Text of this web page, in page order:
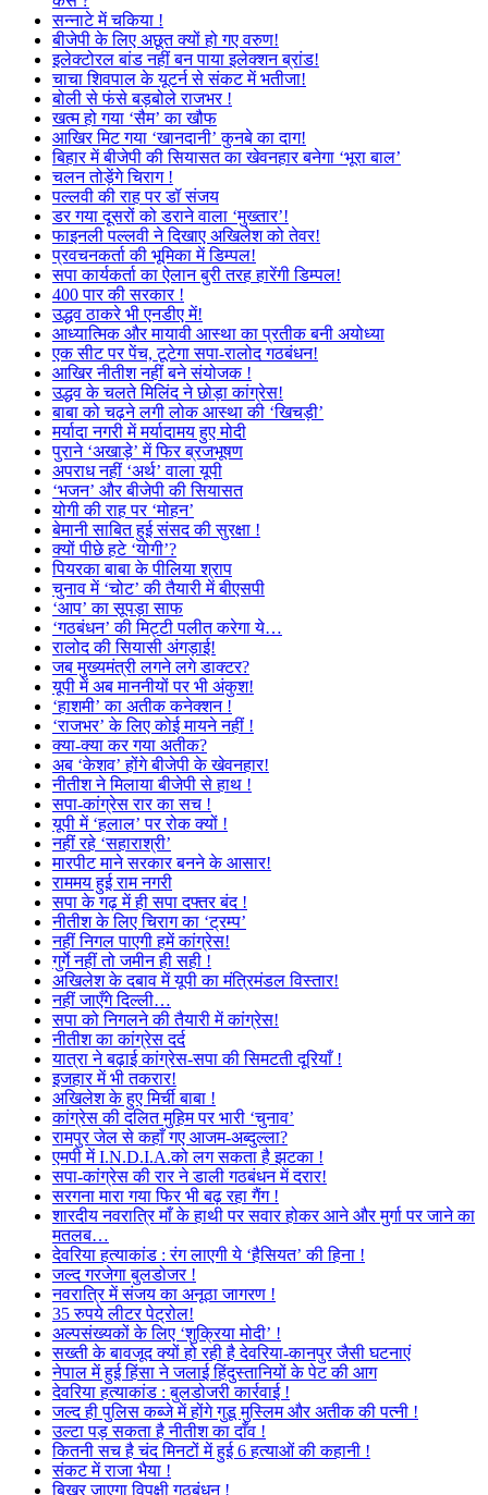
सन्नाटे में चकिया !
बीजेपी के लिए अछूत क्यों हो गए वरुण!
इलेक्टोरल बांड नहीं बन पाया इलेक्शन ब्रांड!
चाचा शिवपाल के यूटर्न से संकट में भतीजा!
बोली से फंसे बड़बोले राजभर !
खत्म हो गया ‘सैम’ का खौफ
आखिर मिट गया ‘खानदानी’ कुनबे का दाग!
बिहार में बीजेपी की सियासत का खेवनहार बनेगा ‘भूरा बाल’
चलन तोड़ेंगे चिराग !
पल्लवी की राह पर डॉ संजय
डर गया दूसरों को डराने वाला ‘मुख्तार’!
फाइनली पल्लवी ने दिखाए अखिलेश को तेवर!
प्रवचनकर्ता की भूमिका में डिम्पल!
सपा कार्यकर्ता का ऐलान बुरी तरह हारेंगी डिम्पल!
400 पार की सरकार !
उद्धव ठाकरे भी एनडीए में!
आध्यात्मिक और मायावी आस्था का प्रतीक बनी अयोध्या
एक सीट पर पेंच, टूटेगा सपा-रालोद गठबंधन!
आखिर नीतीश नहीं बने संयोजक !
उद्धव के चलते मिलिंद ने छोड़ा कांग्रेस!
बाबा को चढ़ने लगी लोक आस्था की ‘खिचड़ी’
मर्यादा नगरी में मर्यादामय हुए मोदी
पुराने ‘अखाड़े’ में फिर ब्रजभूषण
अपराध नहीं ‘अर्थ’ वाला यूपी
‘भजन’ और बीजेपी की सियासत
योगी की राह पर ‘मोहन’
बेमानी साबित हुई संसद की सुरक्षा !
क्यों पीछे हटे ‘योगी’?
पियरका बाबा के पीलिया श्राप
चुनाव में ‘चोट’ की तैयारी में बीएसपी
‘आप’ का सूपड़ा साफ
‘गठबंधन’ की मिट्टी पलीत करेगा ये…
रालोद की सियासी अंगड़ाई!
जब मुख्यमंत्री लगने लगे डाक्टर?
यूपी में अब माननीयों पर भी अंकुश!
‘हाशमी’ का अतीक कनेक्शन !
‘राजभर’ के लिए कोई मायने नहीं !
क्या-क्या कर गया अतीक?
अब ‘केशव’ होंगे बीजेपी के खेवनहार!
नीतीश ने मिलाया बीजेपी से हाथ !
सपा-कांग्रेस रार का सच !
यूपी में ‘हलाल’ पर रोक क्यों !
नहीं रहे ‘सहाराश्री’
मारपीट माने सरकार बनने के आसार!
राममय हुई राम नगरी
सपा के गढ़ में ही सपा दफ्तर बंद !
नीतीश के लिए चिराग का ‘ट्रम्प’
नहीं निगल पाएगी हमें कांग्रेस!
गुर्गे नहीं तो जमीन ही सही !
अखिलेश के दबाव में यूपी का मंत्रिमंडल विस्तार!
नहीं जाएँगे दिल्ली…
सपा को निगलने की तैयारी में कांग्रेस!
नीतीश का कांग्रेस दर्द
यात्रा ने बढ़ाई कांग्रेस-सपा की सिमटती दूरियाँ !
इजहार में भी तकरार!
अखिलेश के हुए मिर्ची बाबा !
कांग्रेस की दलित मुहिम पर भारी ‘चुनाव’
रामपुर जेल से कहाँ गए आजम-अब्दुल्ला?
एमपी में I.N.D.I.A.को लग सकता है झटका !
सपा-कांग्रेस की रार ने डाली गठबंधन में दरार!
सरगना मारा गया फिर भी बढ़ रहा गैंग !
शारदीय नवरात्रि माँ के हाथी पर सवार होकर आने और मुर्गा पर जाने का
मतलब…
देवरिया हत्याकांड : रंग लाएगी ये ‘हैसियत’ की हिना !
जल्द गरजेगा बुलडोजर !
नवरात्रि में संजय का अनूठा जागरण !
35 रुपये लीटर पेट्रोल!
अल्पसंख्यकों के लिए ‘शुक्रिया मोदी’ !
सख्ती के बावजूद क्यों हो रही है देवरिया-कानपुर जैसी घटनाएं
नेपाल में हुई हिंसा ने जलाई हिंदुस्तानियों के पेट की आग
देवरिया हत्याकांड : बुलडोजरी कार्रवाई !
जल्द ही पुलिस कब्जे में होंगे गुडू मुस्लिम और अतीक की पत्नी !
उल्टा पड़ सकता है नीतीश का दाँव !
कितनी सच है चंद मिनटों में हुई 6 हत्याओं की कहानी !
संकट में राजा भैया !
बिखर जाएगा विपक्षी गठबंधन !